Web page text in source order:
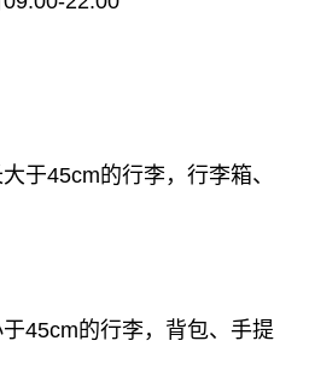
于45cm的行李，行李箱、
于45cm的行李，背包、手提